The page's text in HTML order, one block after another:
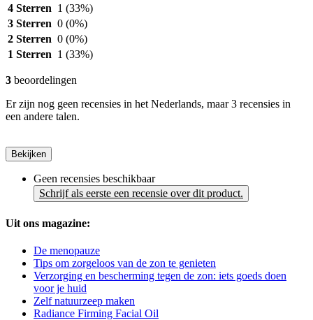
4 Sterren 1 (33%)
3 Sterren 0 (0%)
2 Sterren 0 (0%)
1 Sterren 1 (33%)
3 beoordelingen
Er zijn nog geen recensies in het Nederlands, maar 3 recensies in
een andere talen.
Bekijken
Geen recensies beschikbaar
Schrijf als eerste een recensie over dit product.
Uit ons magazine:
De menopauze
Tips om zorgeloos van de zon te genieten
Verzorging en bescherming tegen de zon: iets goeds doen
voor je huid
Zelf natuurzeep maken
Radiance Firming Facial Oil